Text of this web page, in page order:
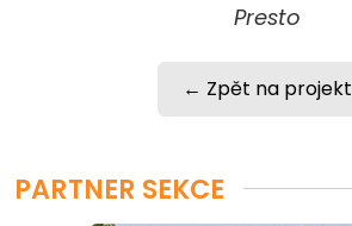
Presto
← Zpět na projekt
PARTNER SEKCE